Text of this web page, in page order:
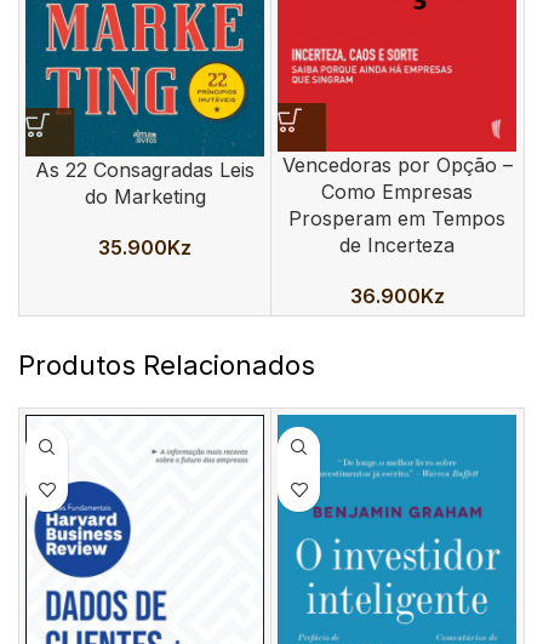
As 22 Consagradas Leis
do Marketing
35.900Kz
Vencedoras por Opção –
Como Empresas
Prosperam em Tempos
de Incerteza
36.900Kz
Produtos Relacionados